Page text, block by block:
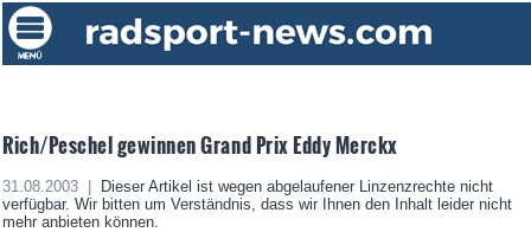
Rich/Peschel gewinnen Grand Prix Eddy Merckx
31.08.2003 |
Dieser Artikel ist wegen abgelaufener Linzenzrechte nicht
verfügbar. Wir bitten um Verständnis, dass wir Ihnen den Inhalt leider nicht
mehr anbieten können.